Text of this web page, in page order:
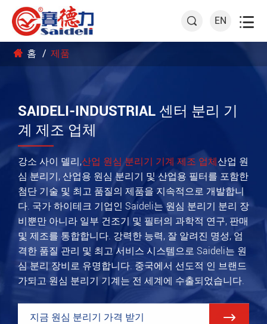
 EN 
홈 제품
SAIDELI-INDUSTRIAL 센터 분리 기
계 제조 업체
강소 사이 델리,산업 원심 분리기 기계 제조 업체산업 원
심 분리기, 산업용 원심 분리기 및 산업용 필터를 포함한
첨단 기술 및 최고 품질의 제품을 지속적으로 개발합니
다. 국가 하이테크 기업인 Saideli는 원심 분리기 분리 장
비뿐만 아니라 일부 건조기 및 필터의 과학적 연구, 판매
및 제조를 통합합니다. 강력한 능력, 잘 알려진 명성, 엄
격한 품질 관리 및 최고 서비스 시스템으로 Saideli는 원
심 분리 장비로 유명합니다. 중국에서 선도적 인 브랜드
가되고 원심 분리기 기계는 전 세계에 수출되었습니다.
지금 원심 분리기 가격 받기 